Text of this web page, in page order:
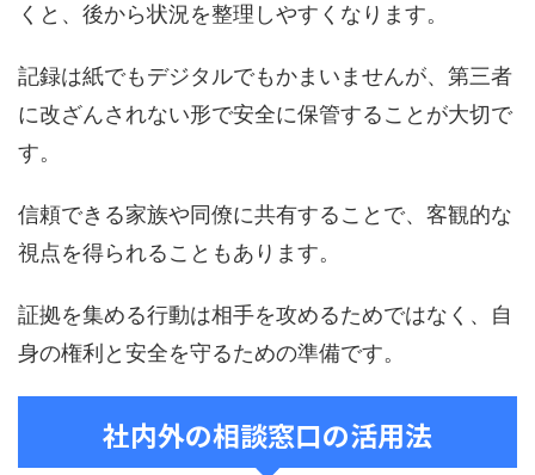
くと、後から状況を整理しやすくなります。
記録は紙でもデジタルでもかまいませんが、第三者
に改ざんされない形で安全に保管することが大切で
す。
信頼できる家族や同僚に共有することで、客観的な
視点を得られることもあります。
証拠を集める行動は相手を攻めるためではなく、自
身の権利と安全を守るための準備です。
社内外の相談窓口の活用法